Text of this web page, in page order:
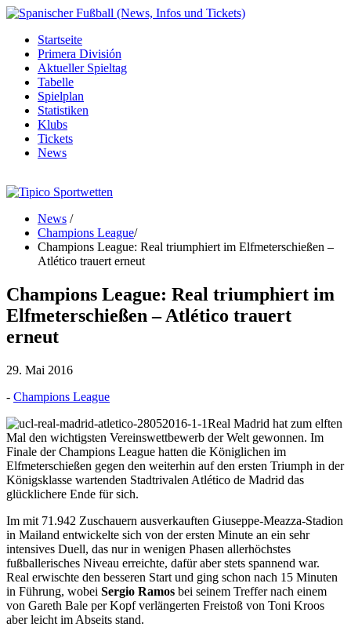
Startseite
Primera División
Aktueller Spieltag
Tabelle
Spielplan
Statistiken
Klubs
Tickets
News
News /
Champions League/
Champions League: Real triumphiert im Elfmeterschießen –
Atlético trauert erneut
Champions League: Real triumphiert im
Elfmeterschießen – Atlético trauert
erneut
29. Mai 2016
- Champions League
Real Madrid hat zum elften
Mal den wichtigsten Vereinswettbewerb der Welt gewonnen. Im
Finale der Champions League hatten die Königlichen im
Elfmeterschießen gegen den weiterhin auf den ersten Triumph in der
Königsklasse wartenden Stadtrivalen Atlético de Madrid das
glücklichere Ende für sich.
Im mit 71.942 Zuschauern ausverkauften Giuseppe-Meazza-Stadion
in Mailand entwickelte sich von der ersten Minute an ein sehr
intensives Duell, das nur in wenigen Phasen allerhöchstes
fußballerisches Niveau erreichte, dafür aber stets spannend war.
Real erwischte den besseren Start und ging schon nach 15 Minuten
in Führung, wobei Sergio Ramos bei seinem Treffer nach einem
von Gareth Bale per Kopf verlängerten Freistoß von Toni Kroos
aber leicht im Abseits stand.